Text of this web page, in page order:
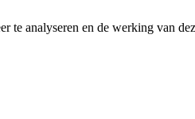
te analyseren en de werking van